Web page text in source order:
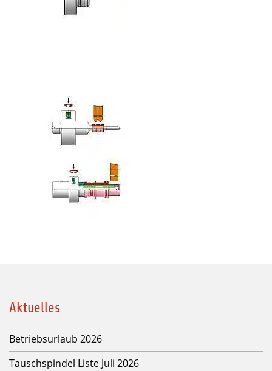
Aktuelles
Betriebsurlaub 2026
Tauschspindel Liste Juli 2026